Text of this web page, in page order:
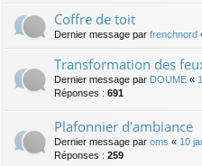
Coffre de toit
Dernier message par frenchnord
Transformation des
Dernier message par DOUME «
Réponses : 691
Plafonnier d'ambiance
Dernier message par oms « 10
Réponses : 259